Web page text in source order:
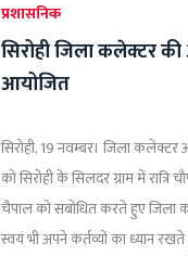
प्रशासनिक
सिरोही जिला कलेक्टर की
आयोजित
सिरोही, 19 नवम्बर। जिला कलेक्टर
को सिरोही के सिलदर ग्राम में रात्रि
चैपाल को संबोधित करते हुए जिला
स्वयं भी अपने कर्तव्यों का ध्यान